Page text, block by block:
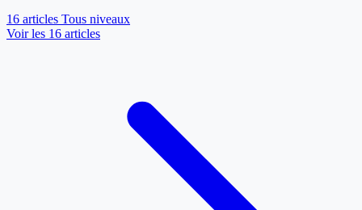
16 articles Tous niveaux
Voir les 16 articles